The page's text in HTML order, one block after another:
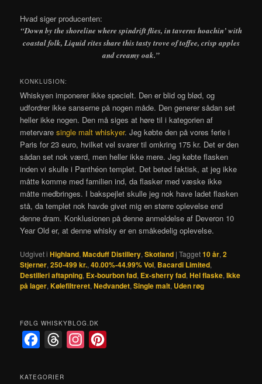
Hvad siger producenten:
“Down by the shoreline where spindrift flies, in taverns hoachin’ with
coastal folk, Liquid rites share this tasty trove of toffee, crisp apples
and creamy oak.”
KONKLUSION:
Whiskyen imponerer ikke specielt. Den er blid og blød, og
udfordrer ikke sanserne på nogen måde. Den generer sådan set
heller ikke nogen. Den må siges at høre til i kategorien af
metervaresingle malt whiskyer. Jeg købte den på vores ferie i
Paris for 23 euro, hvilket vel svarer til omkring 175 kr. Det er den
sådan set nok værd, men heller ikke mere. Jeg købte flasken
inden vi skulle i Panthéon templet. Det betød faktisk, at jeg ikke
måtte komme med familien ind, da flasker med væske ikke
måtte medbringes. I bakspejlet skulle jeg nok have ladet flasken
stå, da templet nok havde givet mig en større oplevelse end
denne dram. Konklusionen på denne anmeldelse af Deveron 10
Year Old er, at denne whisky er en småkedelig oplevelse.
Udgivet i Highland,Macduff Distillery,Skotland |Tagget10 år,2
Stjerner,250-499 kr.,40.00%-44.99% Vol, Bacardi Limited,
Destilleri aftapning, Ex-bourbon fad, Ex-sherry fad,Hel flaske,Ikke
på lager,Kølefiltreret,Nedvandet,Single malt, Uden røg
FØLG WHISKYBLOG.DK
c
r
KATEGORIER